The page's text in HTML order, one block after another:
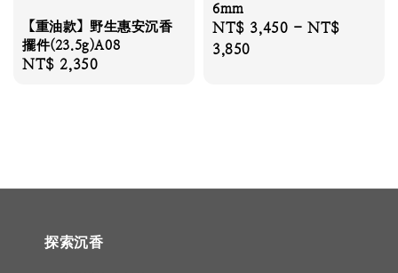
【重油款】野生惠安沉香
擺件(23.5g)A08
Regular
NT$ 2,350
6mm
Regular
price
NT$ 3,450 -NT$
3,850
探索沉香